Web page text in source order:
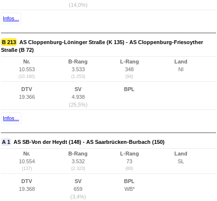
(14,0%)
Infos...
B 213 AS Cloppenburg-Löninger Straße (K 135) - AS Cloppenburg-Friesoyther
Straße (B 72)
Nr.
10.553
(10.160)
B-Rang
3.533
(1.253)
L-Rang
348
(94)
Land
NI
DTV
19.366
SV
4.938
(25,5%)
BPL
Infos...
A 1 AS SB-Von der Heydt (148) - AS Saarbrücken-Burbach (150)
Nr.
10.554
(137)
B-Rang
3.532
(2.323)
L-Rang
73
(68)
Land
SL
DTV
19.368
SV
659
(3,4%)
BPL
WB*